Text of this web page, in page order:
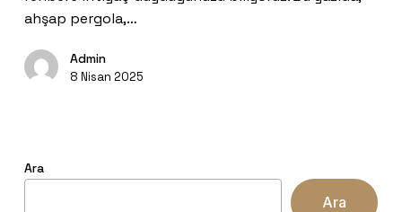
ahşap pergola,…
Admin
8 Nisan 2025
Ara
Ara